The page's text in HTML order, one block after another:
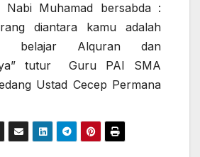
Muhamad bersabda :
diantara kamu adalah
belajar Alquran dan
tutur Guru PAI SMA
Ustad Cecep Permana